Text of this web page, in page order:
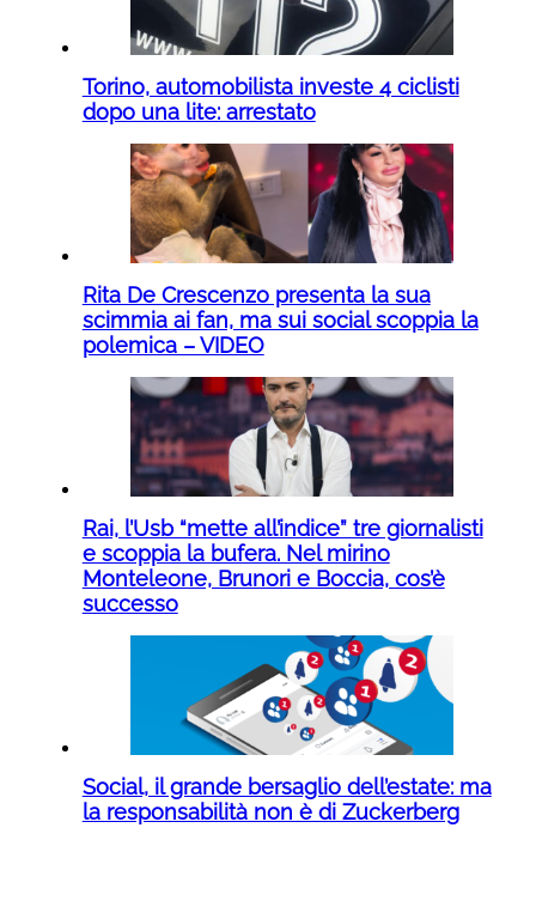
Torino, automobilista investe 4 ciclisti
dopo una lite: arrestato
Rita De Crescenzo presenta la sua
scimmia ai fan, ma sui social scoppia la
polemica – VIDEO
Rai, l’Usb “mette all’indice” tre giornalisti
e scoppia la bufera. Nel mirino
Monteleone, Brunori e Boccia, cos’è
successo
Social, il grande bersaglio dell’estate: ma
la responsabilità non è di Zuckerberg